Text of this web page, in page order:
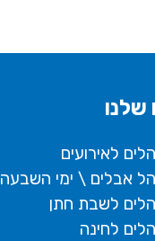
שלנו
לאירועים
אבלים \ ימי השבעה
לשבת חתן
לחינה